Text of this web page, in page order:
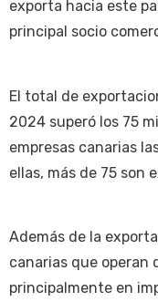
exporta hacia este
principal socio
El total de
2024 superó los 75
empresas canarias
ellas, más de 75 son
Además de la
canarias que operan
principalmente en